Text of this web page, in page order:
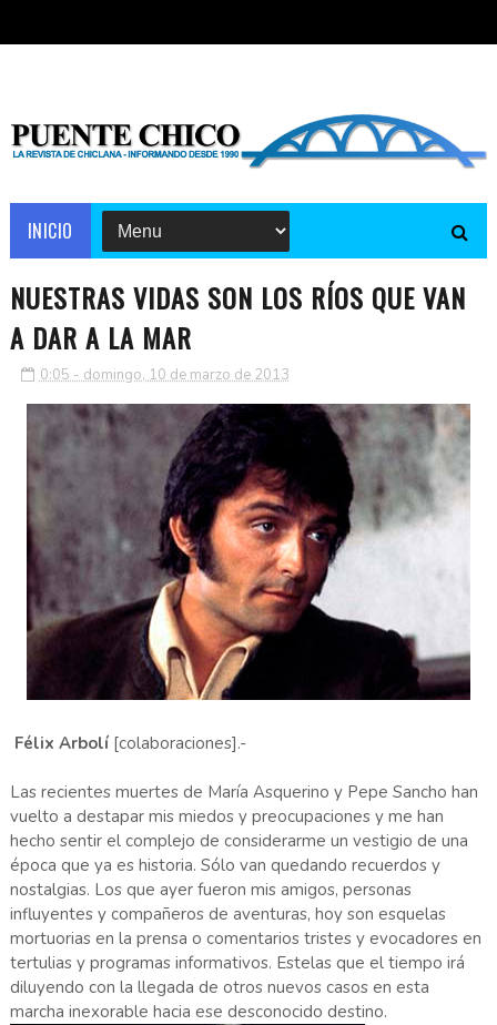
INICIO
NUESTRAS VIDAS SON LOS RÍOS QUE VAN
A DAR A LA MAR
0:05 - domingo, 10 de marzo de 2013
Félix Arbolí[colaboraciones].-
Las recientes muertes de María Asquerino y Pepe Sancho han
vuelto a destapar mis miedos y preocupaciones y me han
hecho sentir el complejo de considerarme un vestigio de una
época que ya es historia. Sólo van quedando recuerdos y
nostalgias. Los que ayer fueron mis amigos, personas
influyentes y compañeros de aventuras, hoy son esquelas
mortuorias en la prensa o comentarios tristes y evocadores en
tertulias y programas informativos. Estelas que el tiempo irá
diluyendo con la llegada de otros nuevos casos en esta
marcha inexorable hacia ese desconocido destino.